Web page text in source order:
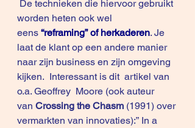
worden heten ook wel
eens “reframing” of herkaderen. Je
laat de klant op een andere manier
naar zijn business en zijn omgeving
kijken.  Interessant is dit  artikel van
o.a. Geoffrey  Moore (ook auteur
van Crossing the Chasm (1991) over
vermarkten van innovaties):” In a